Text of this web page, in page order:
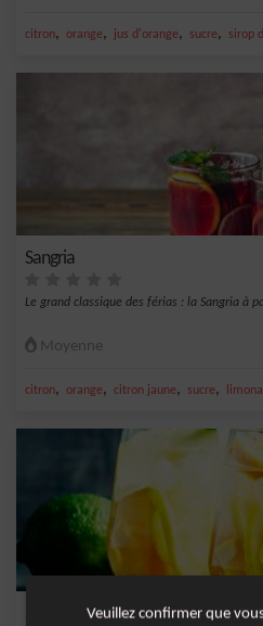
citron, orange, jus d'orange, sucre, sirop
Sangria
Le grand classique des férias : la Sangria à
Moyenne
citron, orange, citron jaune, sucre,
Sangria BlancheVeuillez confirmer que